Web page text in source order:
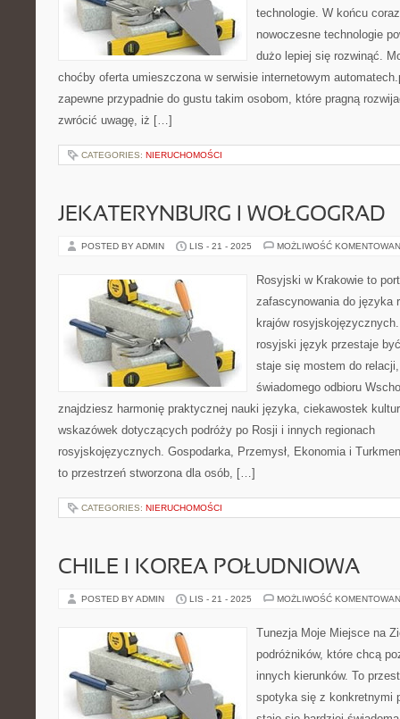
technologie. W końcu
nowoczesne technologie
dużo lepiej się rozwinąć.
choćby oferta umieszczona w serwisie internetowym
zapewne przypadnie do gustu takim osobom, które pragną
zwrócić uwagę, iż […]
CATEGORIES: NIERUCHOMOŚCI
JEKATERYNBURG I WOŁGOGRAD
POSTED BY ADMIN LIS - 21 - 2025 MOŻLIWOŚĆ
Rosyjski w Krakowie to
zafascynowania do języka
krajów
rosyjski język przestaje
staje się mostem do
świadomego odbioru
znajdziesz harmonię praktycznej nauki języka, ciekawostek
wskazówek dotyczących podróży po Rosji i innych regionach
rosyjskojęzycznych. Gospodarka, Przemysł, Ekonomia i
to przestrzeń stworzona dla osób, […]
CATEGORIES: NIERUCHOMOŚCI
CHILE I KOREA POŁUDNIOWA
POSTED BY ADMIN LIS - 21 - 2025 MOŻLIWOŚĆ
Tunezja Moje Miejsce na
podróżników, które chcą
innych kierunków. To
spotyka się z konkretnymi